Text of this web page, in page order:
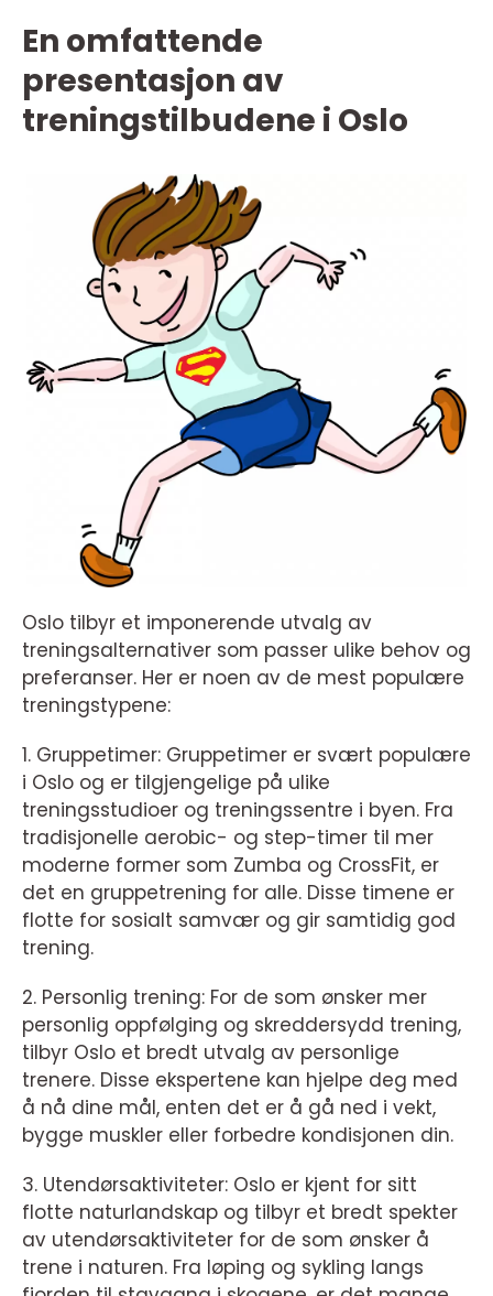
En omfattende
presentasjon av
treningstilbudene i Oslo
Oslo tilbyr et imponerende utvalg av
treningsalternativer som passer ulike behov og
preferanser. Her er noen av de mest populære
treningstypene:
1. Gruppetimer: Gruppetimer er svært populære
i Oslo og er tilgjengelige på ulike
treningsstudioer og treningssentre i byen. Fra
tradisjonelle aerobic- og step-timer til mer
moderne former som Zumba og CrossFit, er
det en gruppetrening for alle. Disse timene er
flotte for sosialt samvær og gir samtidig god
trening.
2. Personlig trening: For de som ønsker mer
personlig oppfølging og skreddersydd trening,
tilbyr Oslo et bredt utvalg av personlige
trenere. Disse ekspertene kan hjelpe deg med
å nå dine mål, enten det er å gå ned i vekt,
bygge muskler eller forbedre kondisjonen din.
3. Utendørsaktiviteter: Oslo er kjent for sitt
flotte naturlandskap og tilbyr et bredt spekter
av utendørsaktiviteter for de som ønsker å
trene i naturen. Fra løping og sykling langs